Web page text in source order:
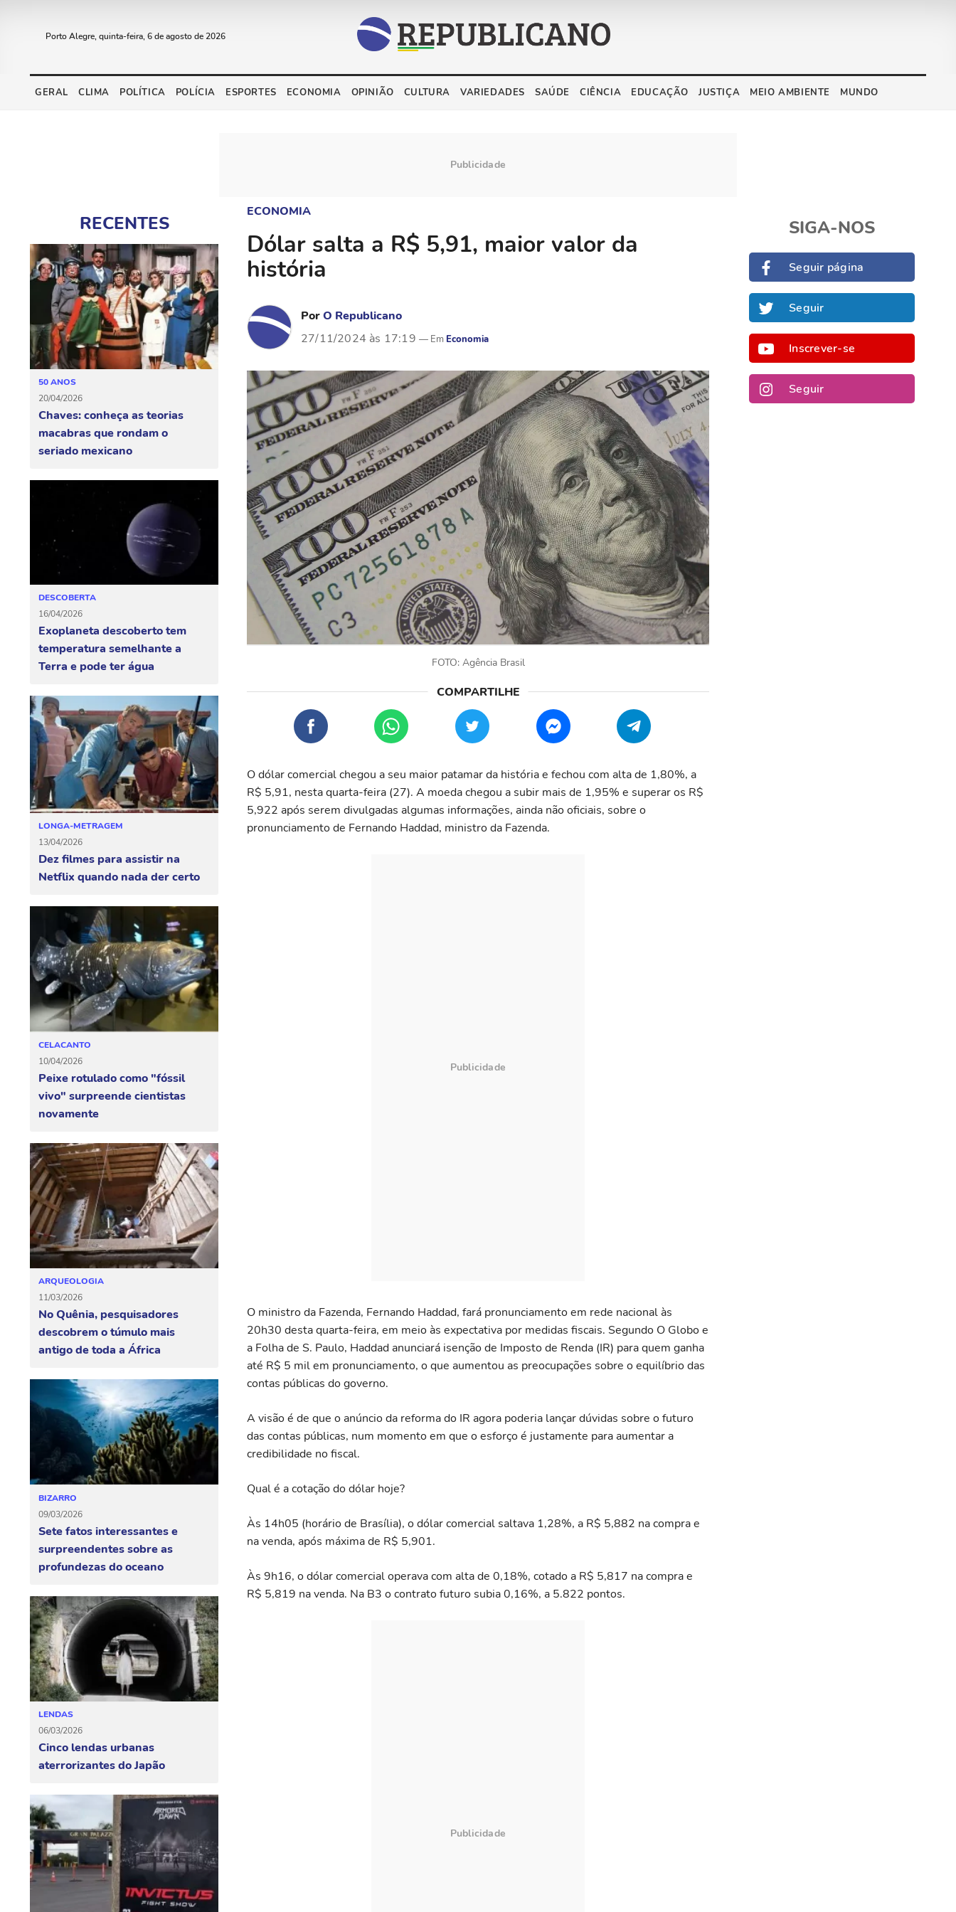
Porto Alegre, quinta-feira, 6 de agosto de 2026
GERAL CLIMA POLÍTICA POLÍCIA ESPORTES ECONOMIA OPINIÃO CULTURA VARIEDADES SAÚDE CIÊNCIA EDUCAÇÃO JUSTIÇA MEIO AMBIENTE MUNDO
RECENTES
50 ANOS
20/04/2026
Chaves: conheça as teorias
macabras que rondam o
seriado mexicano
DESCOBERTA
16/04/2026
Exoplaneta descoberto tem
temperatura semelhante a
Terra e pode ter água
LONGA-METRAGEM
13/04/2026
Dez filmes para assistir na
Netflix quando nada der certo
CELACANTO
10/04/2026
Peixe rotulado como "fóssil
vivo" surpreende cientistas
novamente
ARQUEOLOGIA
11/03/2026
No Quênia, pesquisadores
descobrem o túmulo mais
antigo de toda a África
BIZARRO
09/03/2026
Sete fatos interessantes e
surpreendentes sobre as
profundezas do oceano
LENDAS
06/03/2026
Cinco lendas urbanas
aterrorizantes do Japão
ECONOMIA
Dólar salta a R$ 5,91, maior valor da
história
PorO Republicano
27/11/2024 às 17:19
Economia
FOTO: Agência Brasil
O dólar comercial chegou a seu maior patamar da história e fechou com alta de 1,80%, a
R$ 5,91, nesta quarta-feira (27). A moeda chegou a subir mais de 1,95% e superar os R$
5,922 após serem divulgadas algumas informações, ainda não oficiais, sobre o
pronunciamento de Fernando Haddad, ministro da Fazenda.
O ministro da Fazenda, Fernando Haddad, fará pronunciamento em rede nacional às
20h30 desta quarta-feira, em meio às expectativa por medidas fiscais. Segundo O Globo e
a Folha de S. Paulo, Haddad anunciará isenção de Imposto de Renda (IR) para quem ganha
até R$ 5 mil em pronunciamento, o que aumentou as preocupações sobre o equilíbrio das
contas públicas do governo.
A visão é de que o anúncio da reforma do IR agora poderia lançar dúvidas sobre o futuro
das contas públicas, num momento em que o esforço é justamente para aumentar a
credibilidade no fiscal.
Qual é a cotação do dólar hoje?
Às 14h05 (horário de Brasília), o dólar comercial saltava 1,28%, a R$ 5,882 na compra e
na venda, após máxima de R$ 5,901.
Às 9h16, o dólar comercial operava com alta de 0,18%, cotado a R$ 5,817 na compra e
R$ 5,819 na venda. Na B3 o contrato futuro subia 0,16%, a 5.822 pontos.
SIGA-NOS
Seguir página
Seguir
Inscrever-se
Seguir